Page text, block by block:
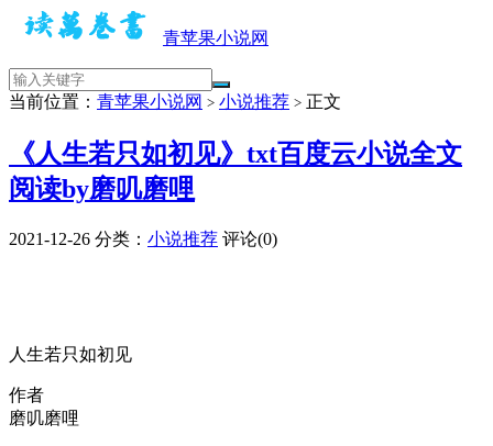
青苹果小说网
当前位置： 青苹果小说网 > 小说推荐 > 正文
《人生若只如初见》txt百度云小说全文
阅读by磨叽磨哩
2021-12-26 分类： 小说推荐 评论(0)
人生若只如初见
作者
磨叽磨哩